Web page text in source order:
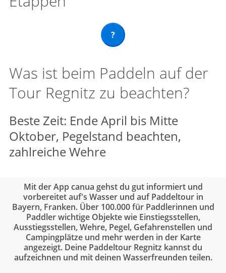
?
Was ist beim Paddeln auf der
Tour Regnitz zu beachten?
Beste Zeit: Ende April bis Mitte
Oktober, Pegelstand beachten,
zahlreiche Wehre
Mit der App canua gehst du gut informiert und
vorbereitet auf's Wasser und auf Paddeltour in
Bayern, Franken. Über 100.000 für Paddlerinnen und
Paddler wichtige Objekte wie Einstiegsstellen,
Ausstiegsstellen, Wehre, Pegel, Gefahrenstellen und
Campingplätze und mehr werden in der Karte
angezeigt. Deine Paddeltour Regnitz kannst du
aufzeichnen und mit deinen Wasserfreunden teilen.